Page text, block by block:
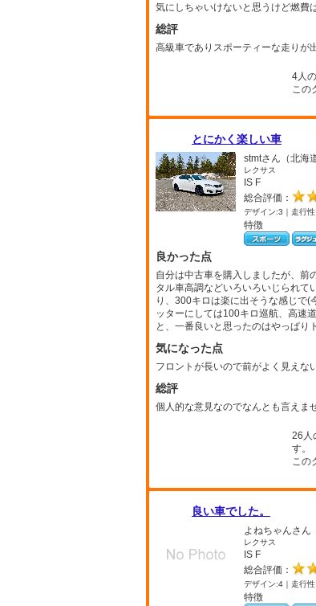
気にしちゃいけないと思うけど燃費
総評
高級車でありスポーティーな走りが
4人
この
とにかく楽しい車
stmtさん（北海道
レクサス
IS F
総合評価：
デザイン:3｜走行
特徴
良かった点
自分は中古車を購入しましたが、前
タル車高調などいろいろいじられて
り、300キロは楽に出そうな感じで(
ッターにしては100キロ巡航、高速
と、一番良いと思ったのはやっぱり
気になった点
フロントが長いので前がよく見えな
総評
個人的な意見なのでなんとも言えま
26人
す。
この
良い車でした。
よねちゃんさん
レクサス
IS F
総合評価：
デザイン:4｜走行
特徴